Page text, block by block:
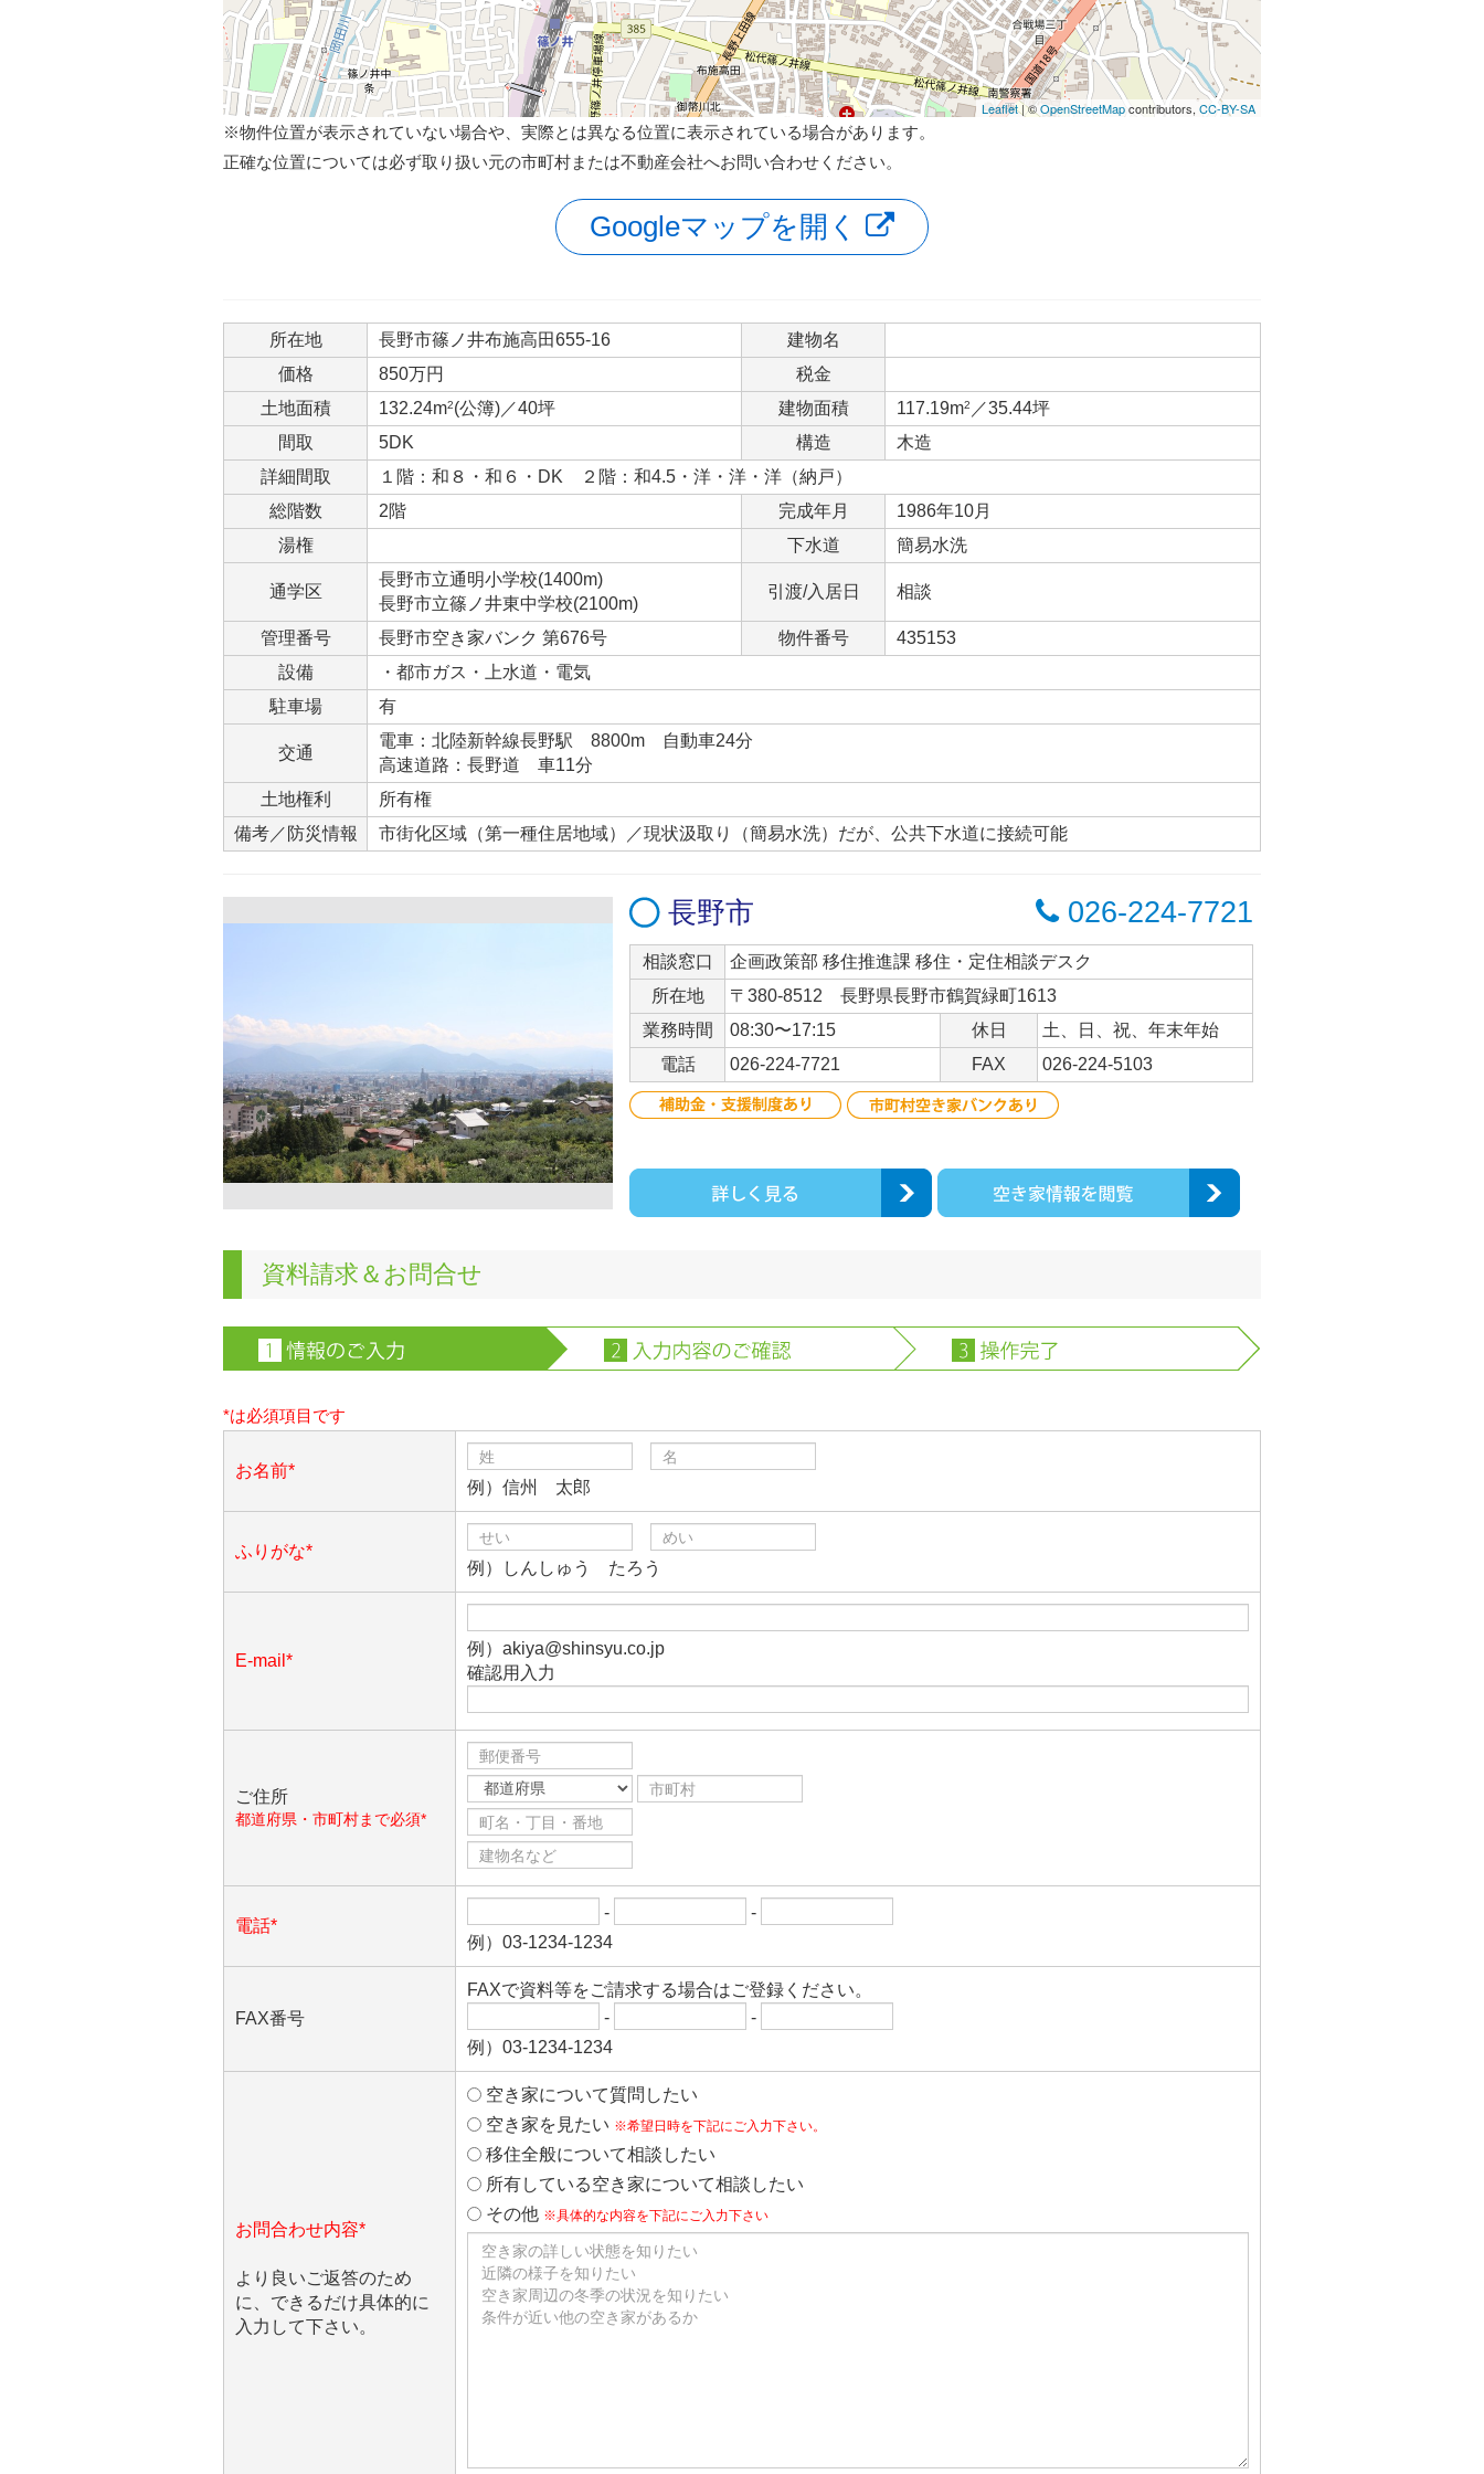
Leaflet| ©OpenStreetMapcontributors, CC-BY-SA
※物件位置が表示されていない場合や、実際とは異なる位置に表示されている場合があります。
正確な位置については必ず取り扱い元の市町村または不動産会社へお問い合わせください。
Googleマップを開く
所在地 長野市篠ノ井布施高田655-16
建物名
価格
850万円
税金
土地面積
132.24m2(公簿)／40坪 建物面積 117.19m2 ／35.44坪
間取
5DK 構造
木造
詳細間取
１階：和８・和６・DK ２階：和4.5・洋・洋・洋（納戸）
総階数
2階 完成年月
1986年10月
湯権
下水道 簡易水洗
通学区
長野市立通明小学校(1400m)
長野市立篠ノ井東中学校(2100m)
引渡/入居日 相談
管理番号 長野市空き家バンク 第676号 物件番号
435153
設備
・都市ガス・上水道・電気
駐車場
有
交通
電車：北陸新幹線長野駅 8800m 自動車24分
高速道路：長野道 車11分
土地権利
所有権
備考／防災情報
市街化区域（第一種住居地域）／現状汲取り（簡易水洗）だが、公共下水道に接続可能
長野市 026-224-7721
相談窓口
企画政策部 移住推進課 移住・定住相談デスク
所在地
〒380-8512 長野県長野市鶴賀緑町1613
業務時間
08:30〜17:15 休日
土、日、祝、年末年始
電話
026-224-7721 FAX 026-224-5103
資料請求＆お問合せ
*は必須項目です
お名前*
例）信州 太郎
ふりがな*
例）しんしゅう たろう
E-mail*
例）akiya@shinsyu.co.jp
確認用入力
ご住所
都道府県・市町村まで必須*
電話*
-
-
例）03-1234-1234
FAX番号
FAXで資料等をご請求する場合はご登録ください。
-
-
例）03-1234-1234
お問合わせ内容*
より良いご返答のため
に、できるだけ具体的に
入力して下さい。
空き家について質問したい
空き家を見たい ※希望日時を下記にご入力下さい。
移住全般について相談したい
所有している空き家について相談したい
その他 ※具体的な内容を下記にご入力下さい